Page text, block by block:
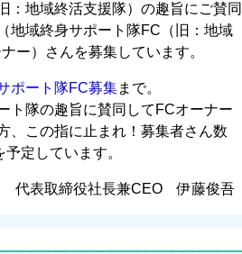
：地域終活支援隊）の趣旨にご賛同
地域終身サポート隊FC（旧：地域
ー）さんを募集しています。
ポート隊FC募集まで。
ト隊の趣旨に賛同してFCオーナー
、この指に止まれ！募集者さん数
定しています。
代表取締役社長兼CEO 伊藤俊吾